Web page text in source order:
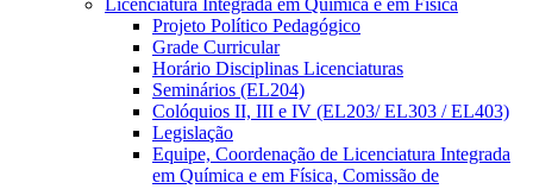
Licenciatura Integrada em Química e em Física
Projeto Político Pedagógico
Grade Curricular
Horário Disciplinas Licenciaturas
Seminários (EL204)
Colóquios II, III e IV (EL203/ EL303 / EL403)
Legislação
Equipe, Coordenação de Licenciatura Integrada
em Química e em Física, Comissão de